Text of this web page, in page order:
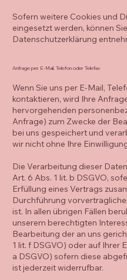
Sofern weitere Cookies und
eingesetzt werden, können
Datenschutzerklärung
Anfrage per E-Mail, Telefon oder Telefax
Wenn Sie uns per E-Mail,
kontaktieren, wird Ihre
hervorgehenden
Anfrage) zum Zwecke der
bei uns gespeichert und
wir nicht ohne Ihre
Die Verarbeitung dieser
Art. 6 Abs. 1 lit. b DSGVO,
Erfüllung eines Vertrags
Durchführung
ist. In allen übrigen Fällen
unserem berechtigten
Bearbeitung der an uns
1 lit. f DSGVO) oder auf Ihrer
a DSGVO) sofern diese
ist jederzeit widerrufbar.